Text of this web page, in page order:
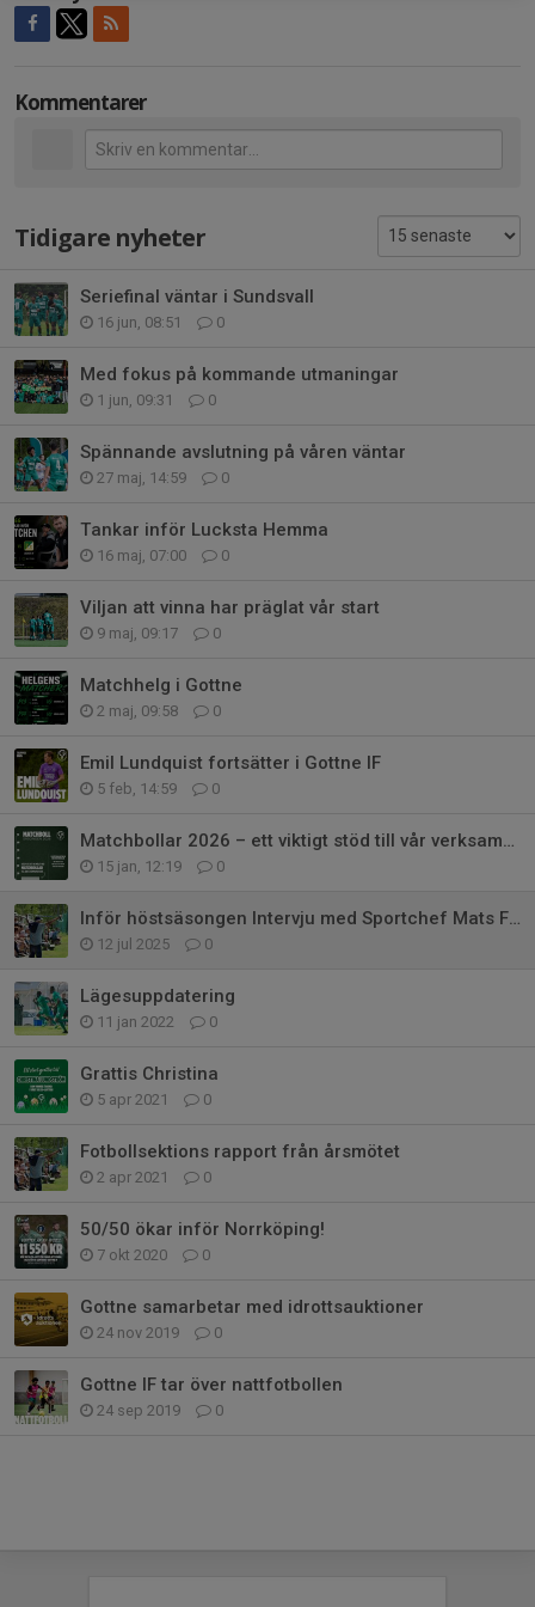
Kommentarer
Tidigare nyheter
Seriefinal väntar i Sundsvall
16 jun, 08:51 0
Med fokus på kommande utmaningar
1 jun, 09:31 0
Spännande avslutning på våren väntar
27 maj, 14:59 0
Tankar inför Lucksta Hemma
16 maj, 07:00 0
Viljan att vinna har präglat vår start
9 maj, 09:17 0
Matchhelg i Gottne
2 maj, 09:58 0
Emil Lundquist fortsätter i Gottne IF
5 feb, 14:59 0
Matchbollar 2026 – ett viktigt stöd till vår verksamhet
15 jan, 12:19 0
Inför höstsäsongen Intervju med Sportchef Mats Falck
12 jul 2025 0
Lägesuppdatering
11 jan 2022 0
Grattis Christina
5 apr 2021 0
Fotbollsektions rapport från årsmötet
2 apr 2021 0
50/50 ökar inför Norrköping!
7 okt 2020 0
Gottne samarbetar med idrottsauktioner
24 nov 2019 0
Gottne IF tar över nattfotbollen
24 sep 2019 0